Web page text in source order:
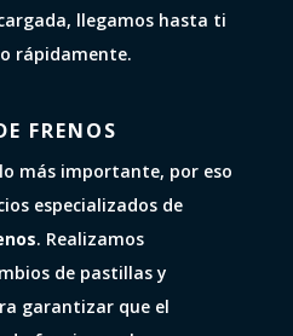
llegamos hasta ti
rápidamente.
FRENOS
más importante, por eso
especializados de
. Realizamos
de pastillas y
garantizar que el